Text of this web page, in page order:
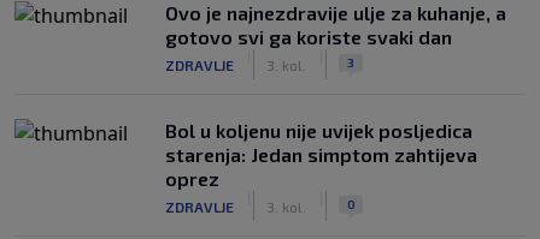
Ovo je najnezdravije ulje za kuhanje, a
gotovo svi ga koriste svaki dan
ZDRAVLJE 3. kol. 3
Bol u koljenu nije uvijek posljedica
starenja: Jedan simptom zahtijeva
oprez
ZDRAVLJE 3. kol. 0